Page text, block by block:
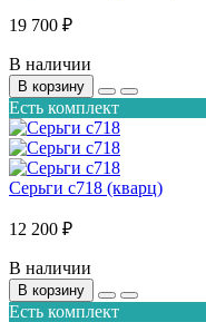
19 700 ₽
В наличии
В корзину
Есть комплект
Серьги с718 (кварц)
12 200 ₽
В наличии
В корзину
Есть комплект